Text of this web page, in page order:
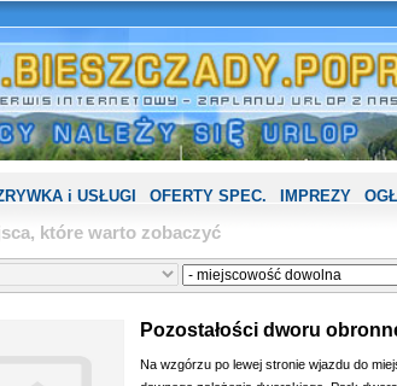
i USŁUGI OFERTY SPEC. IMPREZY
które warto zobaczyć
Pozostałości dworu
Na wzgórzu po lewej stronie wjazdu do